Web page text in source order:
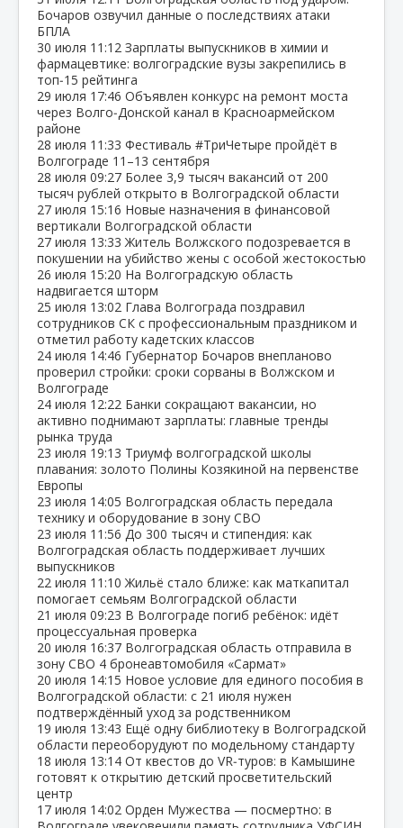
Бочаров озвучил данные о последствиях атаки
БПЛА
30 июля 11:12 Зарплаты выпускников в химии и
фармацевтике: волгоградские вузы закрепились в
топ‑15 рейтинга
29 июля 17:46 Объявлен конкурс на ремонт моста
через Волго‑Донской канал в Красноармейском
районе
28 июля 11:33 Фестиваль #ТриЧетыре пройдёт в
Волгограде 11–13 сентября
28 июля 09:27 Более 3,9 тысяч вакансий от 200
тысяч рублей открыто в Волгоградской области
27 июля 15:16 Новые назначения в финансовой
вертикали Волгоградской области
27 июля 13:33 Житель Волжского подозревается в
покушении на убийство жены с особой жестокостью
26 июля 15:20 На Волгоградскую область
надвигается шторм
25 июля 13:02 Глава Волгограда поздравил
сотрудников СК с профессиональным праздником и
отметил работу кадетских классов
24 июля 14:46 Губернатор Бочаров внепланово
проверил стройки: сроки сорваны в Волжском и
Волгограде
24 июля 12:22 Банки сокращают вакансии, но
активно поднимают зарплаты: главные тренды
рынка труда
23 июля 19:13 Триумф волгоградской школы
плавания: золото Полины Козякиной на первенстве
Европы
23 июля 14:05 Волгоградская область передала
технику и оборудование в зону СВО
23 июля 11:56 До 300 тысяч и стипендия: как
Волгоградская область поддерживает лучших
выпускников
22 июля 11:10 Жильё стало ближе: как маткапитал
помогает семьям Волгоградской области
21 июля 09:23 В Волгограде погиб ребёнок: идёт
процессуальная проверка
20 июля 16:37 Волгоградская область отправила в
зону СВО 4 бронеавтомобиля «Сармат»
20 июля 14:15 Новое условие для единого пособия в
Волгоградской области: с 21 июля нужен
подтверждённый уход за родственником
19 июля 13:43 Ещё одну библиотеку в Волгоградской
области переоборудуют по модельному стандарту
18 июля 13:14 От квестов до VR‑туров: в Камышине
готовят к открытию детский просветительский
центр
17 июля 14:02 Орден Мужества — посмертно: в